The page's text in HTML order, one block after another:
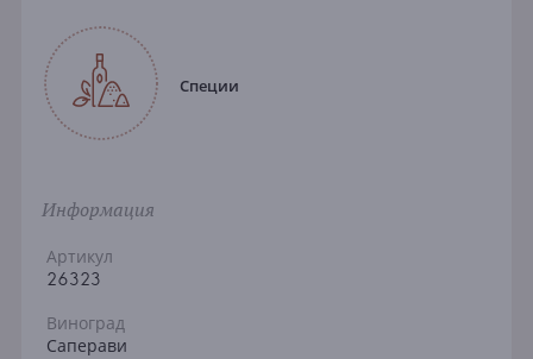
Специи
Информация
Артикул
26323
Виноград
Саперави